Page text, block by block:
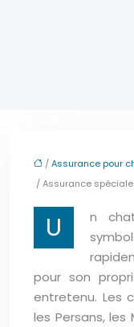
/Assurance pour
/ Assurance
U
n
pour son
entretenu. Les
les Persans, les